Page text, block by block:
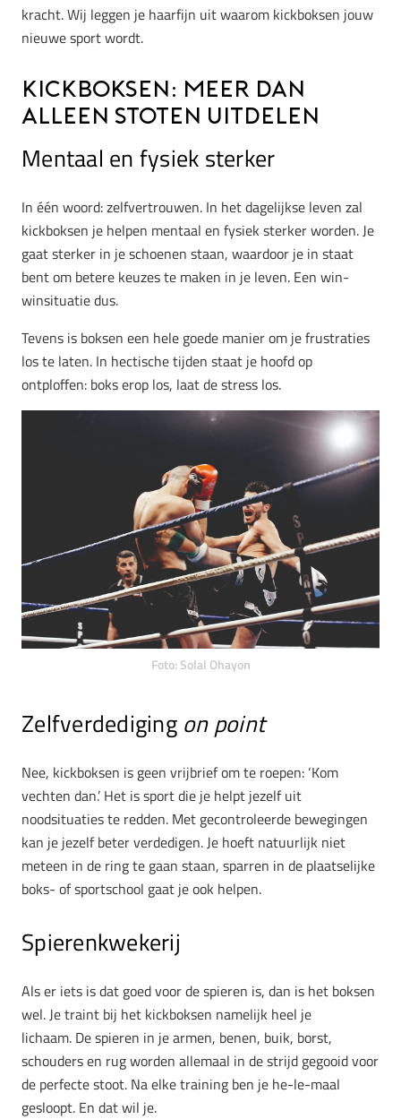
kracht. Wij leggen je haarfijn uit waarom kickboksen jouw
nieuwe sport wordt.
Kickboksen: meer dan
alleen stoten uitdelen
Mentaal en fysiek sterker
In één woord: zelfvertrouwen. In het dagelijkse leven zal
kickboksen je helpen mentaal en fysiek sterker worden. Je
gaat sterker in je schoenen staan, waardoor je in staat
bent om betere keuzes te maken in je leven. Een win-
winsituatie dus.
Tevens is boksen een hele goede manier om je frustraties
los te laten. In hectische tijden staat je hoofd op
ontploffen: boks erop los, laat de stress los.
Foto: Solal Ohayon
Zelfverdediging on point
Nee, kickboksen is geen vrijbrief om te roepen: ‘Kom
vechten dan.’ Het is sport die je helpt jezelf uit
noodsituaties te redden. Met gecontroleerde bewegingen
kan je jezelf beter verdedigen. Je hoeft natuurlijk niet
meteen in de ring te gaan staan, sparren in de plaatselijke
boks- of sportschool gaat je ook helpen.
Spierenkwekerij
Als er iets is dat goed voor de spieren is, dan is het boksen
wel. Je traint bij het kickboksen namelijk heel je
lichaam. De spieren in je armen, benen, buik, borst,
schouders en rug worden allemaal in de strijd gegooid voor
de perfecte stoot. Na elke training ben je he-le-maal
gesloopt. En dat wil je.